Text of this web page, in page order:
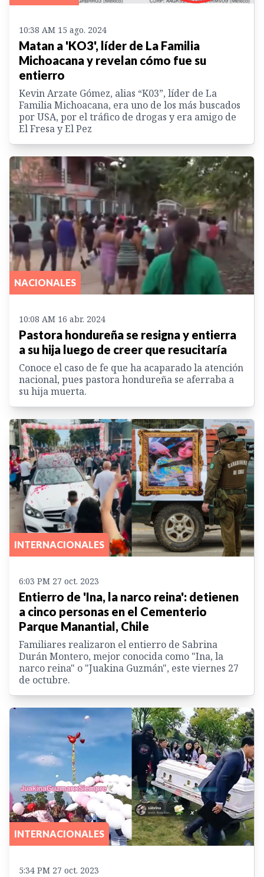
10:38 AM 15 ago. 2024
Matan a 'KO3', líder de La Familia
Michoacana y revelan cómo fue su
entierro
Kevin Arzate Gómez, alias “K03”, líder de La
Familia Michoacana, era uno de los más buscados
por USA, por el tráfico de drogas y era amigo de
El Fresa y El Pez
NACIONALES
10:08 AM 16 abr. 2024
Pastora hondureña se resigna y entierra
a su hija luego de creer que resucitaría
Conoce el caso de fe que ha acaparado la atención
nacional, pues pastora hondureña se aferraba a
su hija muerta.
INTERNACIONALES
6:03 PM 27 oct. 2023
Entierro de 'Ina, la narco reina': detienen
a cinco personas en el Cementerio
Parque Manantial, Chile
Familiares realizaron el entierro de Sabrina
Durán Montero, mejor conocida como "Ina, la
narco reina" o "Juakina Guzmán", este viernes 27
de octubre.
INTERNACIONALES
5:34 PM 27 oct. 2023